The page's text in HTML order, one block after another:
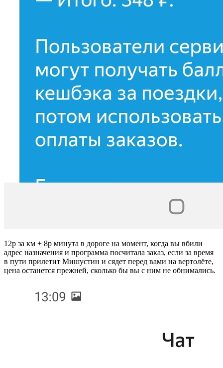
12р за км + 8р минута в дороге на момент, когда вы вбили
адрес назначения и программа посчитала заказ, если за время
в пути прилетит Мишустин и сядет перед вами на вертолёте,
цена останется прежней, сколько бы вы с ним не обнимались.